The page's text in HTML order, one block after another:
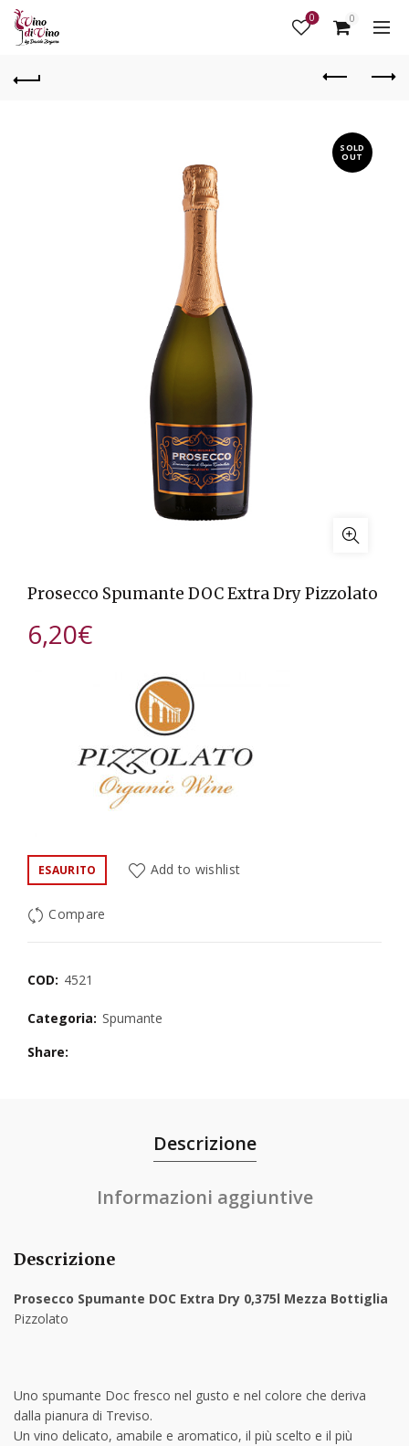
0 0
SOLD
OUT
Prosecco Spumante DOC Extra Dry Pizzolato
6,20€
ESAURITO Add to wishlist
Compare
COD: 4521
Categoria: Spumante
Share
Descrizione
Informazioni aggiuntive
Descrizione
Prosecco Spumante DOC Extra Dry 0,375l Mezza Bottiglia
Pizzolato
Uno spumante Doc fresco nel gusto e nel colore che deriva
dalla pianura di Treviso.
Un vino delicato, amabile e aromatico, il più scelto e il più